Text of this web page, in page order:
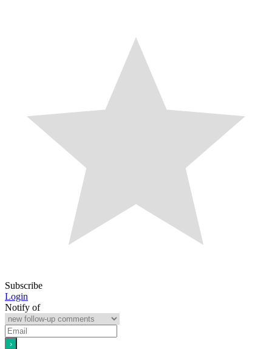
Subscribe
Login
Notify of